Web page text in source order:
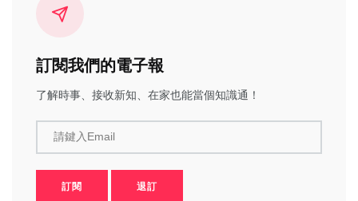
訂閱我們的電子報
了解時事、接收新知、在家也能當個知識通！
請鍵入Email
訂閱 退訂